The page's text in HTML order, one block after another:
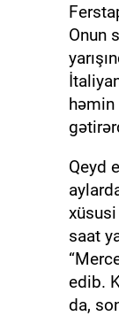
Onun
Qeyd
saat
edib.
da,